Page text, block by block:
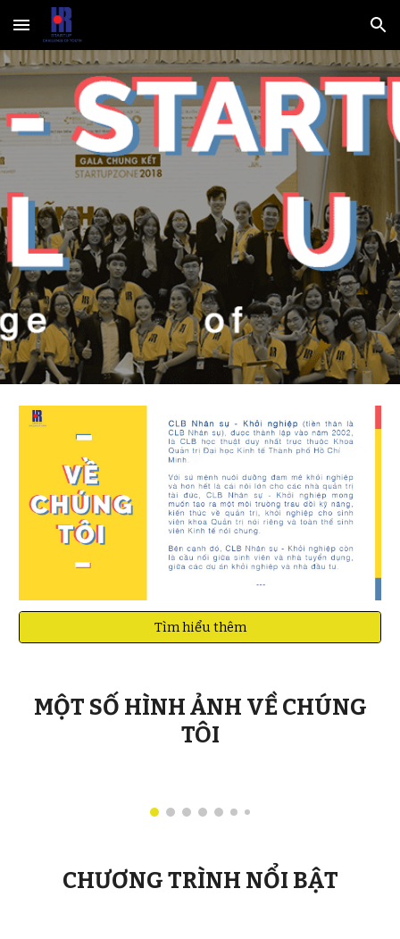
Skip to main content Skip to navigation
Tìm hiểu thêm
MỘT SỐ HÌNH ẢNH VỀ CHÚNG
TÔI
CHƯƠNG TRÌNH NỔI BẬT